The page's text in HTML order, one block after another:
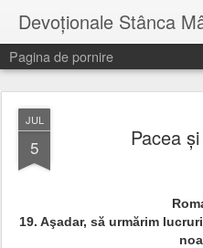
Devoționale Stânca
Pagina de pornire
JUL
5 Pacea
19. Aşadar, să urmărim